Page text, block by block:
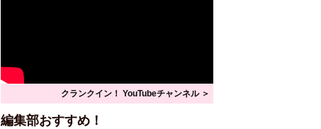
クランクイン！ YouTubeチャンネル ＞
編集部おすすめ！